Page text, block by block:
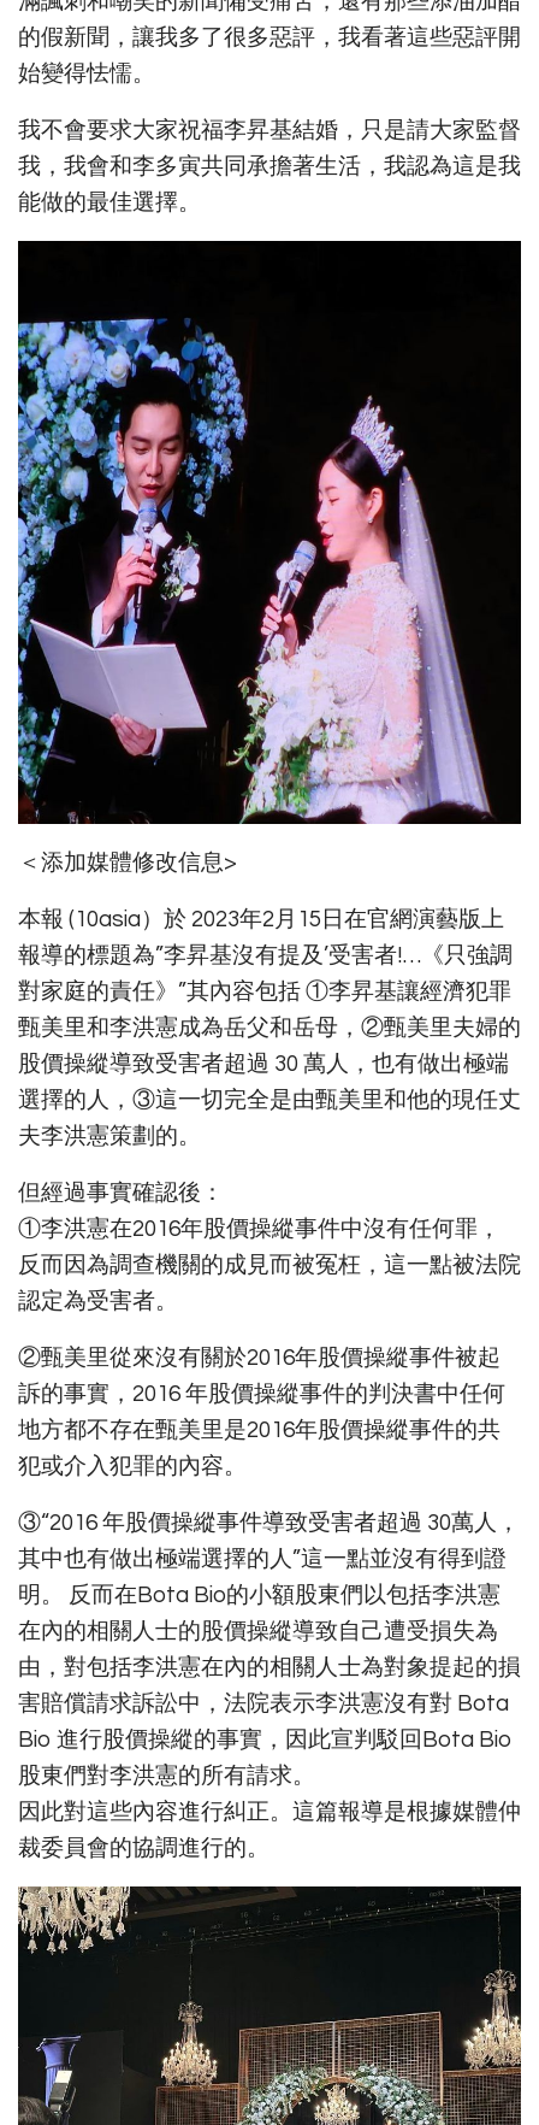
的假新聞，讓我多了很多惡評，我看著這些惡評開
始變得怯懦。
我不會要求大家祝福李昇基結婚，只是請大家監督
我，我會和李多寅共同承擔著生活，我認為這是我
能做的最佳選擇。
＜添加媒體修改信息>
本報 (10asia）於 2023年2月15日在官網演藝版上
報導的標題為”李昇基沒有提及’受害者!…《只強調
對家庭的責任》”其內容包括 ①李昇基讓經濟犯罪
甄美里和李洪憲成為岳父和岳母，②甄美里夫婦的
股價操縱導致受害者超過 30 萬人，也有做出極端
選擇的人，③這一切完全是由甄美里和他的現任丈
夫李洪憲策劃的。
但經過事實確認後：
①李洪憲在2016年股價操縱事件中沒有任何罪，
反而因為調查機關的成見而被冤枉，這一點被法院
認定為受害者。
②甄美里從來沒有關於2016年股價操縱事件被起
訴的事實，2016 年股價操縱事件的判決書中任何
地方都不存在甄美里是2016年股價操縱事件的共
犯或介入犯罪的內容。
③“2016 年股價操縱事件導致受害者超過 30萬人，
其中也有做出極端選擇的人”這一點並沒有得到證
明。 反而在Bota Bio的小額股東們以包括李洪憲
在內的相關人士的股價操縱導致自己遭受損失為
由，對包括李洪憲在內的相關人士為對象提起的損
害賠償請求訴訟中，法院表示李洪憲沒有對 Bota
Bio 進行股價操縱的事實，因此宣判駁回Bota Bio
股東們對李洪憲的所有請求。
因此對這些內容進行糾正。這篇報導是根據媒體仲
裁委員會的協調進行的。